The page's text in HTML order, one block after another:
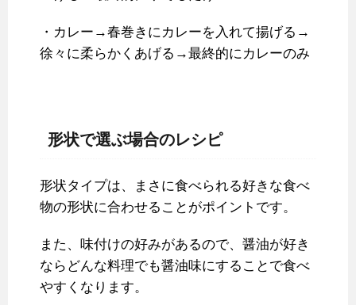
・カレー→春巻きにカレーを入れて揚げる→
徐々に柔らかくあげる→最終的にカレーのみ
形状で選ぶ場合のレシピ
形状タイプは、まさに食べられる好きな食べ
物の形状に合わせることがポイントです。
また、味付けの好みがあるので、醤油が好き
ならどんな料理でも醤油味にすることで食べ
やすくなります。